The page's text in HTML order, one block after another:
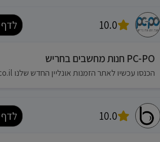
10.0
PC-PO חנות מחשבים בחריש
הכנסו עכשיו לאתר הזמנות אונליין החדש שלנו pc-po.co.il
10.0